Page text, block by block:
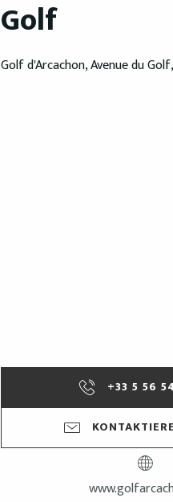
Golf
Golf d'Arcachon, Avenue du
+33 5 56